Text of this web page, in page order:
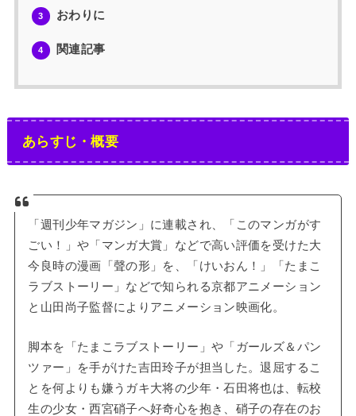
3 おわりに
4 関連記事
あらすじ・概要
「週刊少年マガジン」に連載され、「このマンガがす
ごい！」や「マンガ大賞」などで高い評価を受けた大
今良時の漫画「聲の形」を、「けいおん！」「たまこ
ラブストーリー」などで知られる京都アニメーション
と山田尚子監督によりアニメーション映画化。
脚本を「たまこラブストーリー」や「ガールズ＆パン
ツァー」を手がけた吉田玲子が担当した。退屈するこ
とを何よりも嫌うガキ大将の少年・石田将也は、転校
生の少女・西宮硝子へ好奇心を抱き、硝子の存在のお